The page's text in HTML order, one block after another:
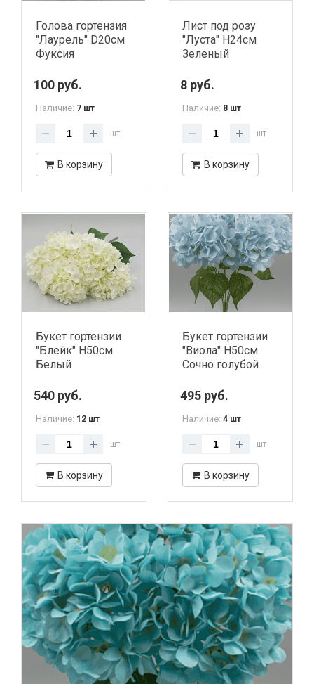
Голова гортензия
"Лаурель" D20см
Фуксия
100 руб.
Наличие: 7 шт
шт
В корзину
Лист под розу
"Луста" H24см
Зеленый
8 руб.
Наличие: 8 шт
шт
В корзину
Букет гортензии
"Блейк" H50см
Белый
540 руб.
Наличие: 12 шт
шт
В корзину
Букет гортензии
"Виола" H50см
Сочно голубой
495 руб.
Наличие: 4 шт
шт
В корзину